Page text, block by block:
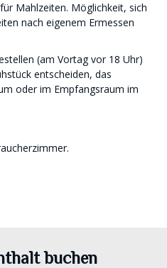
Mahlzeiten. Möglichkeit, sich
nach eigenem Ermessen
(am Vortag vor 18 Uhr)
entscheiden, das
oder im Empfangsraum im
buchen